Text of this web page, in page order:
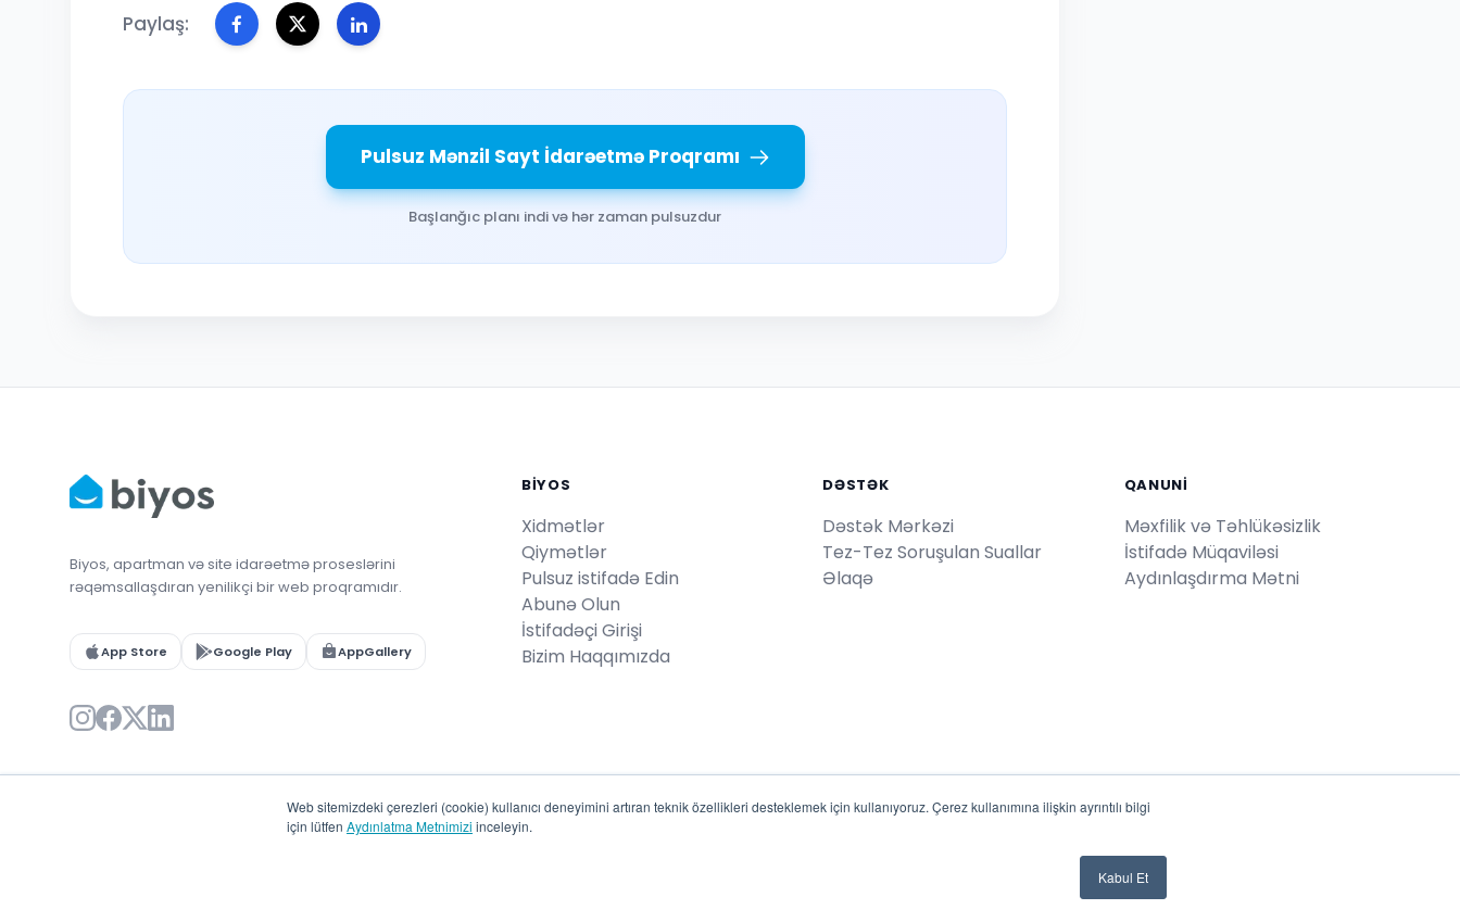
Web sitemizdeki çerezleri (cookie) kullanıcı deneyimini artıran teknik özellikleri desteklemek için kullanıyoruz. Çerez kullanımına ilişkin ayrıntılı bilgi
için lütfen Aydınlatma Metnimizi inceleyin.
Kabul Et
Paylaş:
Pulsuz Mənzil Sayt İdarəetmə Proqramı
Başlanğıc planı indi və hər zaman pulsuzdur
Biyos, apartman və site idarəetmə proseslərini
rəqəmsallaşdıran yenilikçi bir web proqramıdır.
App Store Google Play AppGallery
BİYOS
Xidmətlər
Qiymətlər
Pulsuz istifadə Edin
Abunə Olun
İstifadəçi Girişi
Bizim Haqqımızda
DƏSTƏK
Dəstək Mərkəzi
Tez-Tez Soruşulan Suallar
Əlaqə
QANUNI
Məxfilik və Təhlükəsizlik
İstifadə Müqaviləsi
Aydınlaşdırma Mətni
© 2026 Biyos. Bütün hüquqlar qorunur.